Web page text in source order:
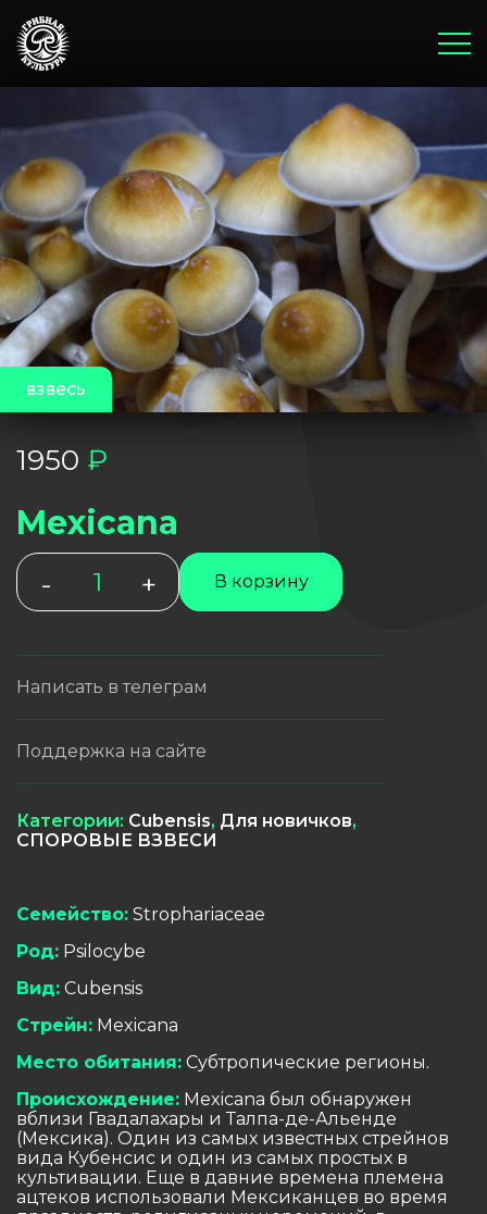
Корзина
Оплата и доставка
Бонусы и акции
Блог
взвесь
1950 ₽
Mexicana
-
Количество
товара
Mexicana
+ В корзину
Категории: Cubensis, Для новичков,
СПОРОВЫЕ ВЗВЕСИ
Написать в телеграм
Поддержка на сайте
Семейство: Strophariaceae
Род: Psilocybe
Вид: Cubensis
Стрейн: Mexicana
Место обитания: Субтропические регионы.
Происхождение: Mexicana был обнаружен
вблизи Гвадалахары и Талпа-де-Альенде
(Мексика). Один из самых известных стрейнов
вида Кубенсис и один из самых простых в
культивации. Еще в давние времена племена
ацтеков использовали Мексиканцев во время